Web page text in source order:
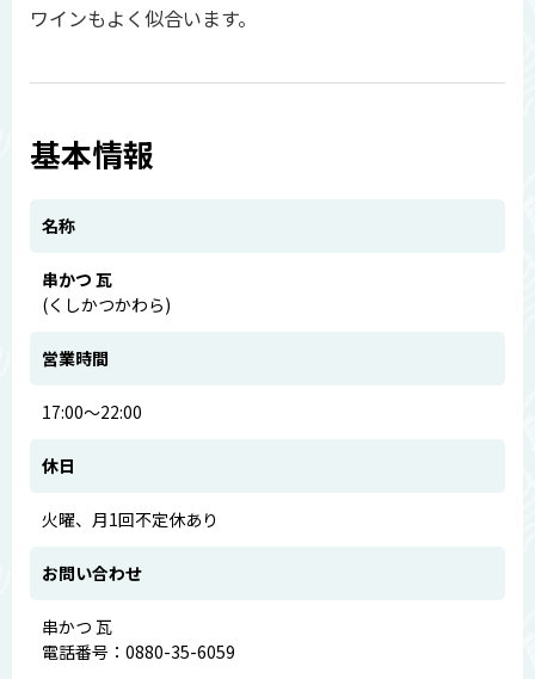
ワインもよく似合います。
基本情報
名称
串かつ 瓦
(くしかつかわら)
営業時間
17:00～22:00
休日
火曜、月1回不定休あり
お問い合わせ
串かつ 瓦
電話番号：0880-35-6059